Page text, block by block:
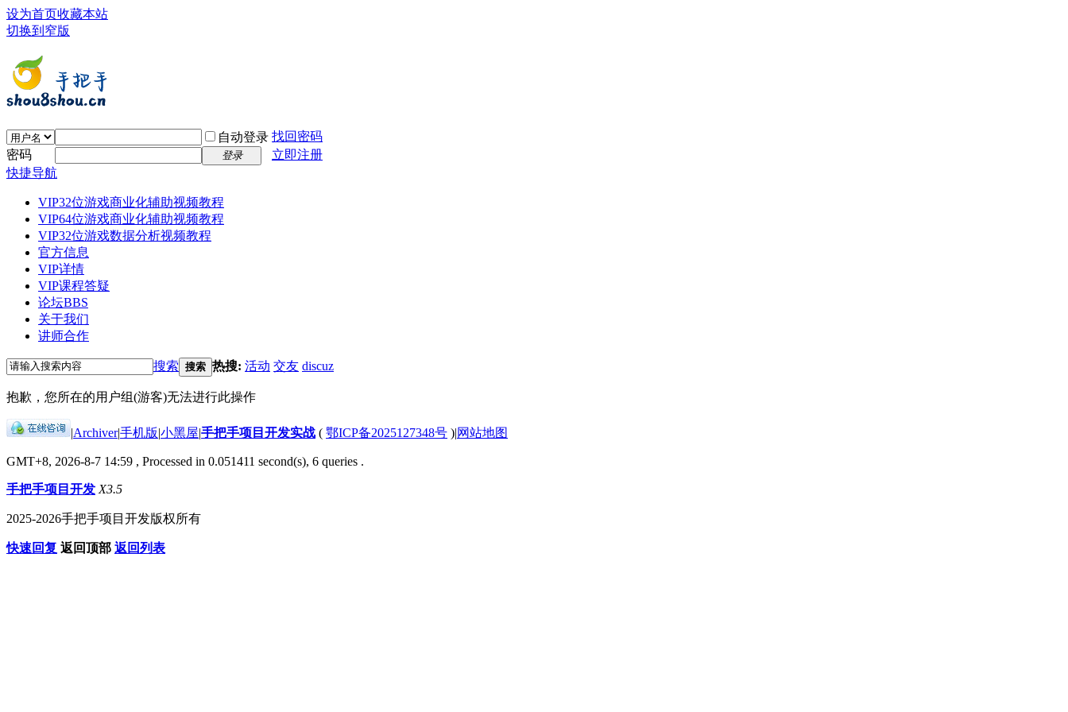
设为首页收藏本站
切换到窄版
自动登录 找回密码
密码
登录
立即注册
快捷导航
VIP32位游戏商业化辅助视频教程
VIP64位游戏商业化辅助视频教程
VIP32位游戏数据分析视频教程
官方信息
VIP详情
VIP课程答疑
论坛BBS
关于我们
讲师合作
搜索 搜索 热搜: 活动 交友 discuz
抱歉，您所在的用户组(游客)无法进行此操作
|Archiver|手机版|小黑屋|手把手项目开发实战 ( 鄂ICP备2025127348号 )|网站地图
GMT+8, 2026-8-7 14:59 , Processed in 0.051411 second(s), 6 queries .
手把手项目开发 X3.5
2025-2026手把手项目开发版权所有
快速回复 返回顶部 返回列表